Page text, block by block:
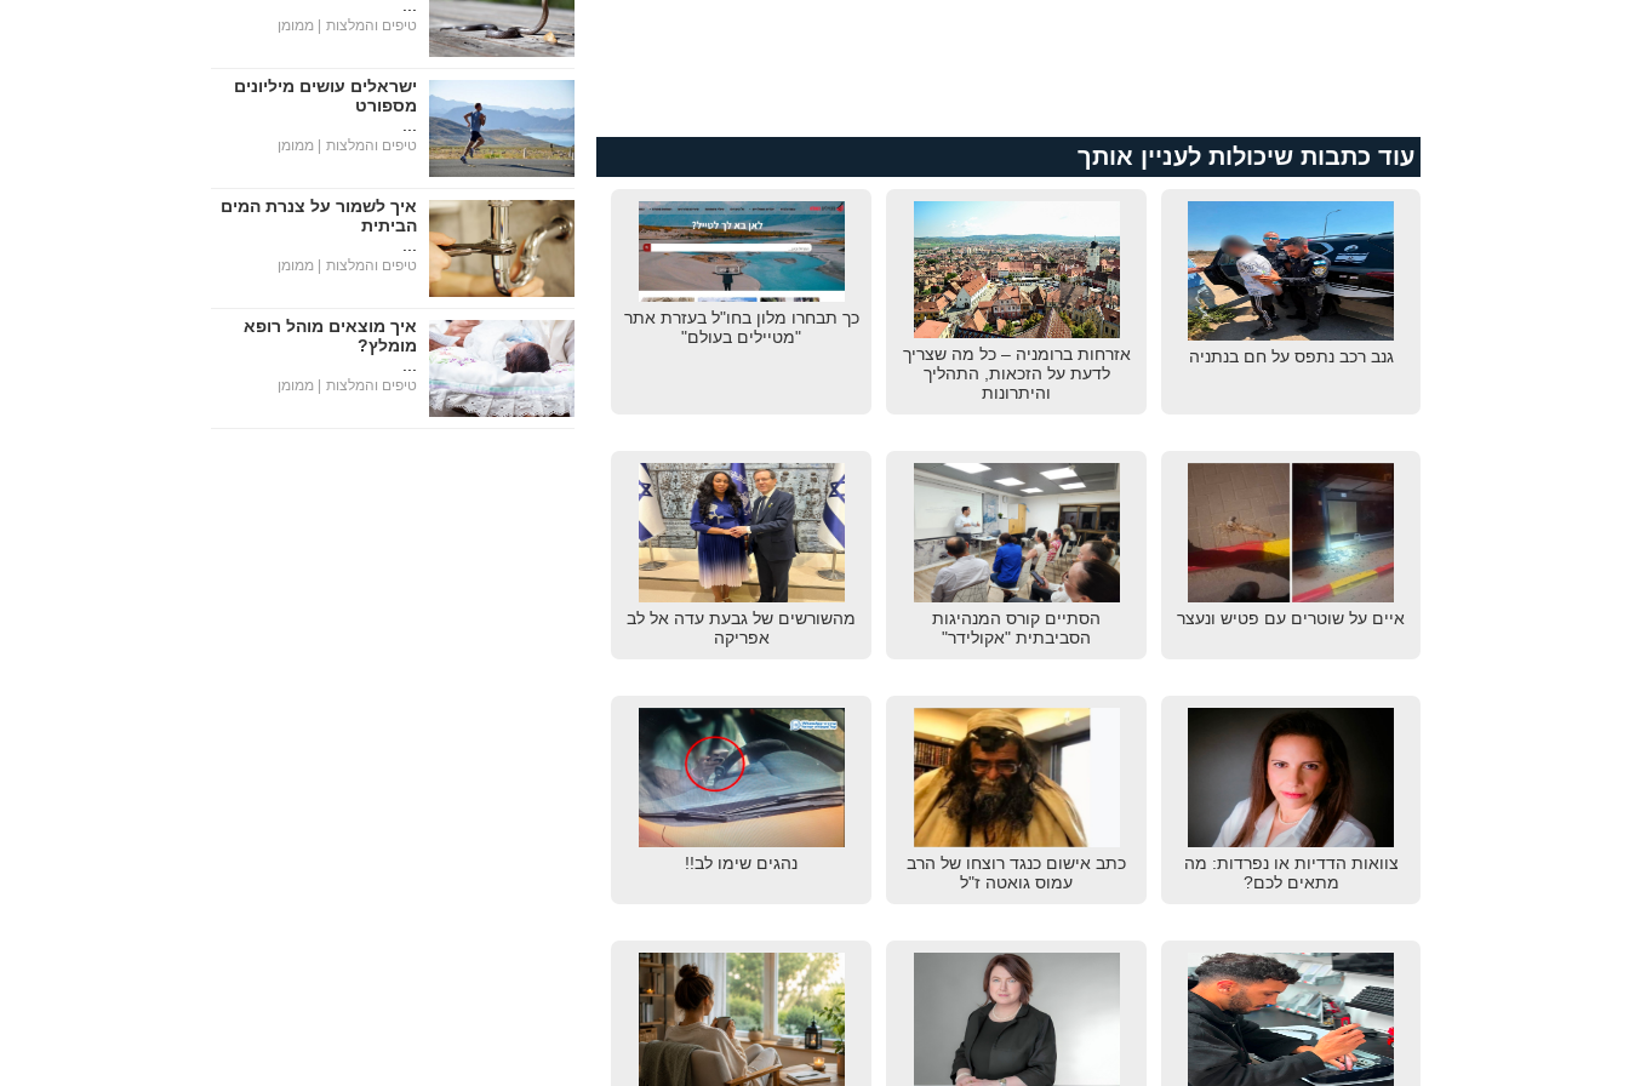
עוד כתבות שיכולות לעניין אותך
גנב רכב נתפס על חם בנתניה
אזרחות ברומניה – כל מה שצריך
לדעת על הזכאות, התהליך
והיתרונות
כך תבחרו מלון בחו"ל בעזרת אתר
"מטיילים בעולם"
איים על שוטרים עם פטיש ונעצר
הסתיים קורס המנהיגות
הסביבתית "אקולידר"
מהשורשים של גבעת עדה אל לב
אפריקה
צוואות הדדיות או נפרדות: מה
מתאים לכם?
כתב אישום כנגד רוצחו של הרב
עמוס גואטה ז"ל
נהגים שימו לב!!
טיפים והמלצות | ממומן
ישראלים עושים מיליונים
מספורט
טיפים והמלצות | ממומן
איך לשמור על צנרת המים
הביתית
טיפים והמלצות | ממומן
איך מוצאים מוהל רופא
מומלץ?
טיפים והמלצות | ממומן